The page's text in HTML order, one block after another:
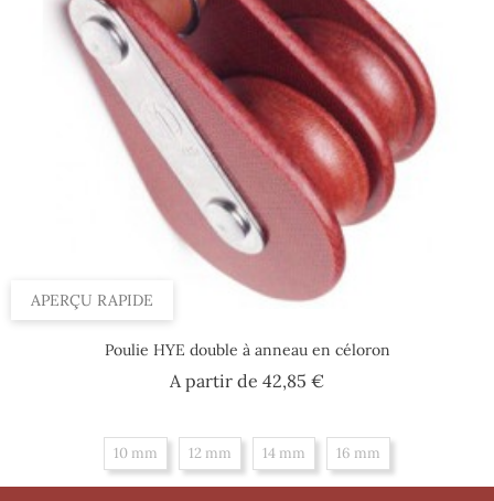
APERÇU RAPIDE
Poulie HYE double à anneau en céloron
A partir de 42,85 €Prix
10 mm 12 mm 14 mm 16 mm